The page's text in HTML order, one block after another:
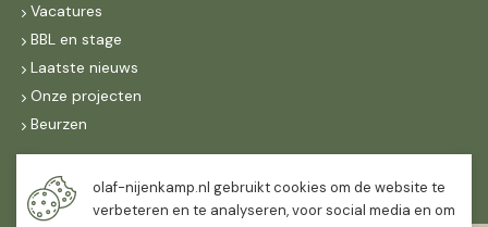
Vacatures
BBL en stage
Laatste nieuws
Onze projecten
Beurzen
Maandag t/m vrijdag
07:30- 16:30
olaf-nijenkamp.nl gebruikt cookies om de website te
verbeteren en te analyseren, voor social media en om